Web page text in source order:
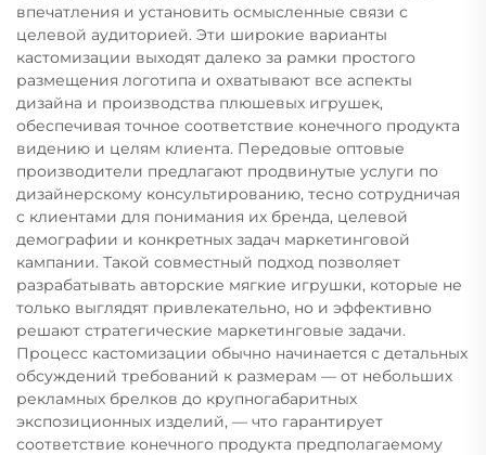
впечатления и установить осмысленные связи с
целевой аудиторией. Эти широкие варианты
кастомизации выходят далеко за рамки простого
размещения логотипа и охватывают все аспекты
дизайна и производства плюшевых игрушек,
обеспечивая точное соответствие конечного продукта
видению и целям клиента. Передовые оптовые
производители предлагают продвинутые услуги по
дизайнерскому консультированию, тесно сотрудничая
с клиентами для понимания их бренда, целевой
демографии и конкретных задач маркетинговой
кампании. Такой совместный подход позволяет
разрабатывать авторские мягкие игрушки, которые не
только выглядят привлекательно, но и эффективно
решают стратегические маркетинговые задачи.
Процесс кастомизации обычно начинается с детальных
обсуждений требований к размерам — от небольших
рекламных брелков до крупногабаритных
экспозиционных изделий, — что гарантирует
соответствие конечного продукта предполагаемому